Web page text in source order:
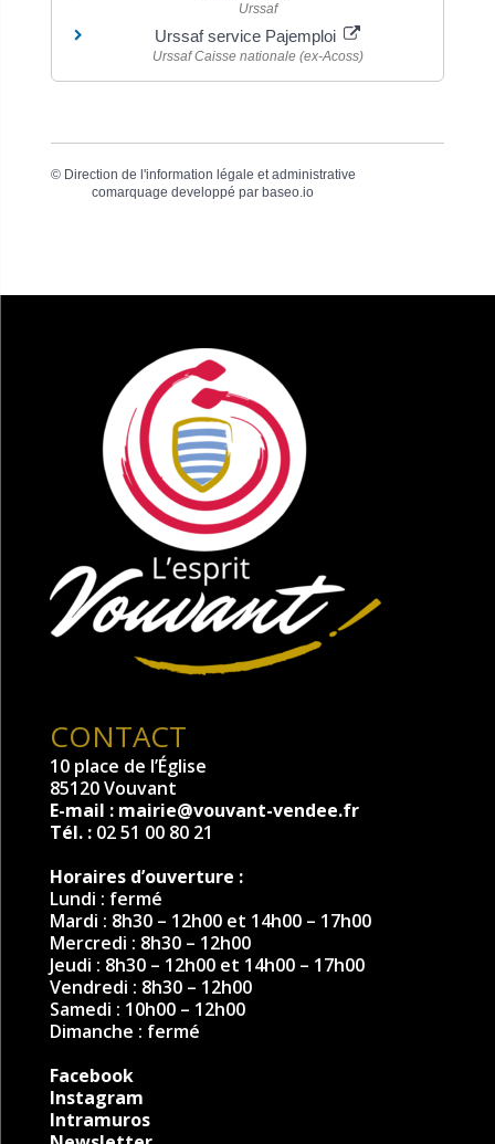
Urssaf
Urssaf service Pajemploi
Urssaf Caisse nationale (ex-Acoss)
© Direction de l'information légale et administrative
comarquage developpé par baseo.io
CONTACT
10 place de l’Église
85120 Vouvant
E-mail : mairie@vouvant-vendee.fr
Tél. : 02 51 00 80 21
Horaires d’ouverture :
Lundi : fermé
Mardi : 8h30 – 12h00 et 14h00 – 17h00
Mercredi : 8h30 – 12h00
Jeudi : 8h30 – 12h00 et 14h00 – 17h00
Vendredi : 8h30 – 12h00
Samedi : 10h00 – 12h00
Dimanche : fermé
Facebook
Instagram
Intramuros